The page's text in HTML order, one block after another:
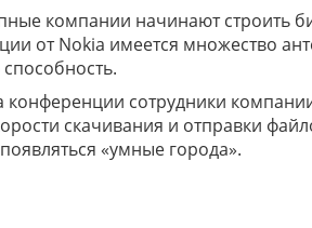
компании начинают строить
от Nokia имеется множество
сотрудники
скачивания и отправки
«умные города».